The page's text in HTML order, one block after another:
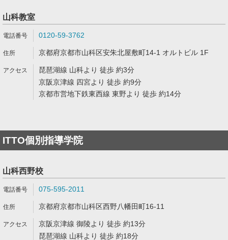
山科教室
0120-59-3762
京都府京都市山科区安朱北屋敷町14-1 オルトビル 1F
琵琶湖線 山科より 徒歩 約3分
京阪京津線 四宮より 徒歩 約9分
京都市営地下鉄東西線 東野より 徒歩 約14分
ITTO個別指導学院
山科西野校
075-595-2011
京都府京都市山科区西野八幡田町16-11
京阪京津線 御陵より 徒歩 約13分
琵琶湖線 山科より 徒歩 約18分